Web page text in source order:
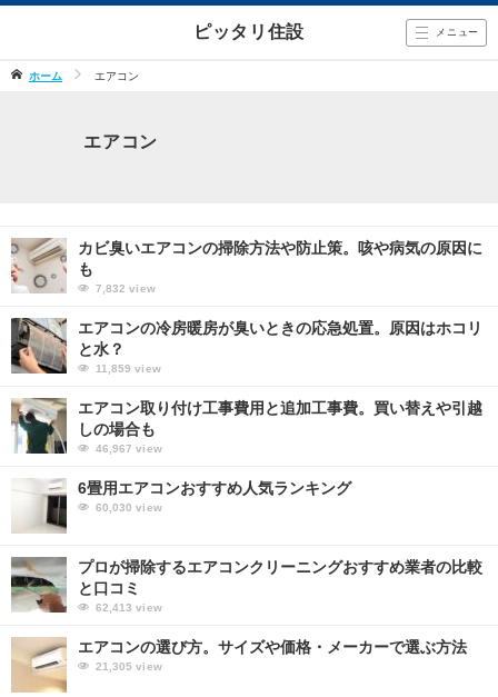
ピッタリ住設 メニュー
ホーム エアコン
エアコン
カビ臭いエアコンの掃除方法や防止策。咳や病気の原因に
も
7,832 view
エアコンの冷房暖房が臭いときの応急処置。原因はホコリ
と水？
11,859 view
エアコン取り付け工事費用と追加工事費。買い替えや引越
しの場合も
46,967 view
6畳用エアコンおすすめ人気ランキング
60,030 view
プロが掃除するエアコンクリーニングおすすめ業者の比較
と口コミ
62,413 view
エアコンの選び方。サイズや価格・メーカーで選ぶ方法
21,305 view